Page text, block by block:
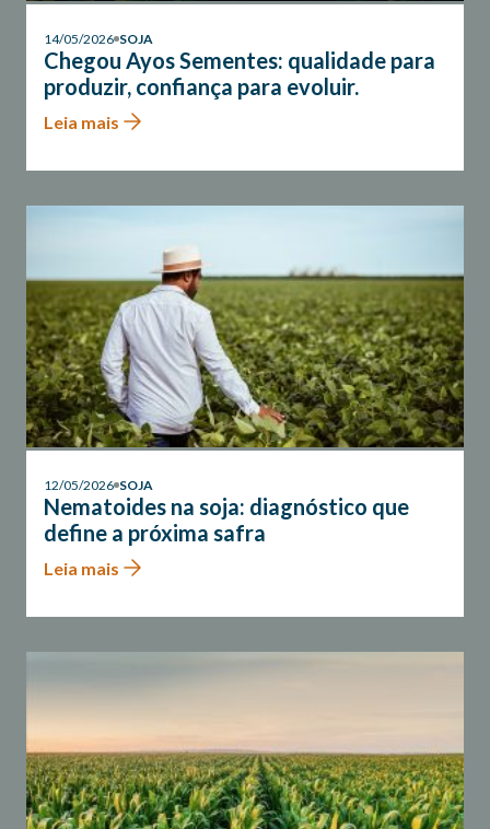
14/05/2026 SOJA
Chegou Ayos Sementes: qualidade para
produzir, confiança para evoluir.
Leia mais
12/05/2026 SOJA
Nematoides na soja: diagnóstico que
define a próxima safra
Leia mais